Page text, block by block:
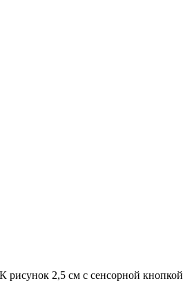
рисунок 2,5 см с сенсорной кнопкой